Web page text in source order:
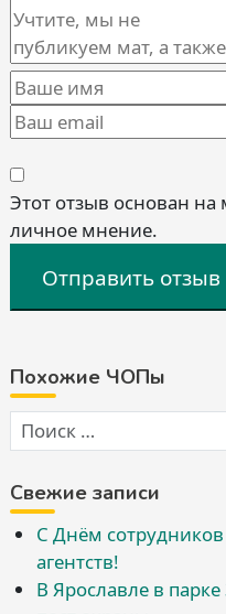
Этот отзыв основан
личное мнение.
Отправить отзыв
Похожие ЧОПы
Свежие записи
С Днём
агентств!
В Ярославле в